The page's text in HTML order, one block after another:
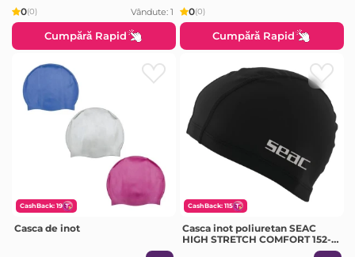
0(0) Vândute: 1
Cumpără Rapid
0(0)
Cumpără Rapid
CashBack: 19
Casca de inot
CashBack: 115
Casca inot poliuretan SEAC
HIGH STRETCH COMFORT 152-